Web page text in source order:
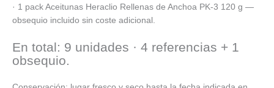
· 1 pack Aceitunas Heraclio Rellenas de Anchoa PK-3 120 g —
obsequio incluido sin coste adicional.
En total: 9 unidades · 4 referencias + 1
obsequio.